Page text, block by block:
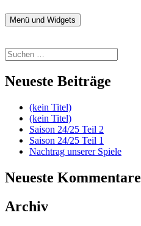
Inhalt
fussball.nenitschka.de
News Blog der F-Jugend
Menü und Widgets
Suchen
nach:
Neueste Beiträge
(kein Titel)
(kein Titel)
Saison 24/25 Teil 2
Saison 24/25 Teil 1
Nachtrag unserer Spiele
Neueste Kommentare
Archiv